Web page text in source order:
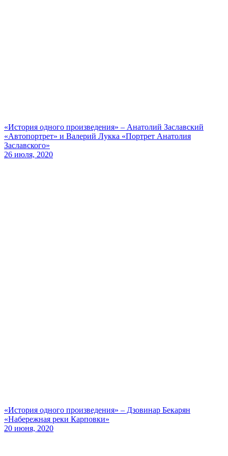
«История одного произведения» – Анатолий Заславский
«Автопортрет» и Валерий Лукка «Портрет Анатолия
Заславского»
26 июля, 2020
«История одного произведения» – Дзовинар Бекарян
«Набережная реки Карповки»
20 июня, 2020